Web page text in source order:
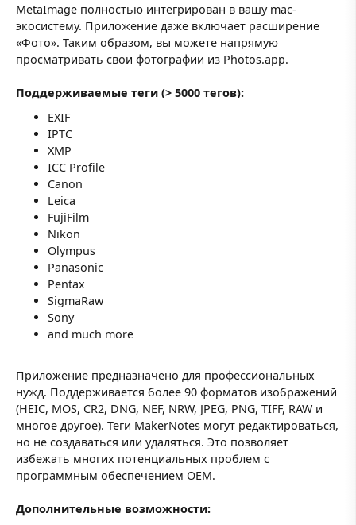
MetaImage полностью интегрирован в вашу mac-
экосистему. Приложение даже включает расширение
«Фото». Таким образом, вы можете напрямую
просматривать свои фотографии из Photos.app.
Поддерживаемые теги (> 5000 тегов):
EXIF
IPTC
XMP
ICC Profile
Canon
Leica
FujiFilm
Nikon
Olympus
Panasonic
Pentax
SigmaRaw
Sony
and much more
Приложение предназначено для профессиональных
нужд. Поддерживается более 90 форматов изображений
(HEIC, MOS, CR2, DNG, NEF, NRW, JPEG, PNG, TIFF, RAW и
многое другое). Теги MakerNotes могут редактироваться,
но не создаваться или удаляться. Это позволяет
избежать многих потенциальных проблем с
программным обеспечением OEM.
Дополнительные возможности: